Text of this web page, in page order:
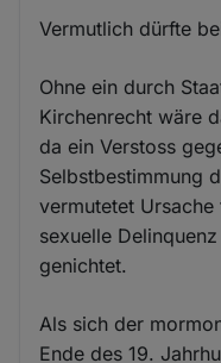
Vermutlich dürfte
Ohne ein durch
Kirchenrecht wäre
da ein Verstoss
Selbstbestimmung
vermutetet
sexuelle
genichtet.
Als sich der
Ende des 19.